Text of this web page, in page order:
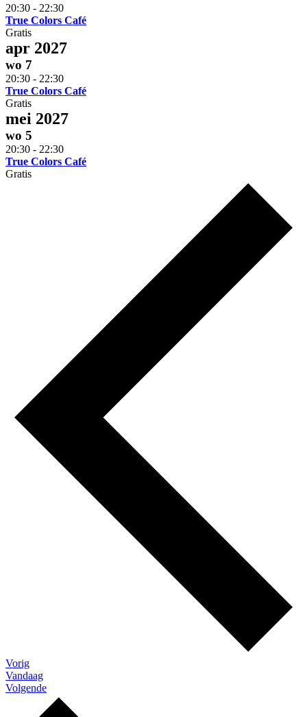
20:30 - 22:30
True Colors Café
Gratis
apr 2027
wo 7
20:30 - 22:30
True Colors Café
Gratis
mei 2027
wo 5
20:30 - 22:30
True Colors Café
Gratis
VorigEvenementen
Vandaag
VolgendeEvenementen